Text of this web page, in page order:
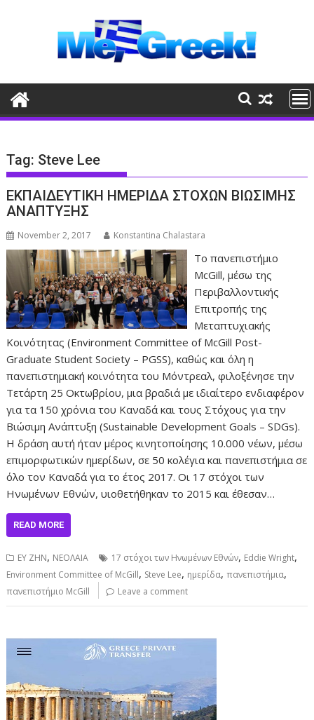
Tag: Steve Lee
ΕΚΠΑΙΔΕΥΤΙΚΗ ΗΜΕΡΙΔΑ ΣΤΟΧΩΝ ΒΙΩΣΙΜΗΣ
ΑΝΑΠΤΥΞΗΣ
November 2, 2017 Konstantina Chalastara
Το πανεπιστήμιο
McGill, μέσω της
Περιβαλλοντικής
Επιτροπής της
Μεταπτυχιακής
Κοινότητας (Environment Committee of McGill Post-
Graduate Student Society – PGSS), καθώς και όλη η
πανεπιστημιακή κοινότητα του Μόντρεαλ, φιλοξένησε την
Τετάρτη 25 Οκτωβρίου, μια βραδιά με ιδιαίτερο ενδιαφέρον
για τα 150 χρόνια του Καναδά και τους Στόχους για την
Βιώσιμη Ανάπτυξη (Sustainable Development Goals – SDGs).
Η δράση αυτή ήταν μέρος κινητοποίησης 10.000 νέων, μέσω
επιμορφωτικών ημερίδων, σε 50 κολέγια και πανεπιστήμια σε
όλο τον Καναδά για το έτος 2017. Οι 17 στόχοι των
Ηνωμένων Εθνών, υιοθετήθηκαν το 2015 και έθεσαν…
READ MORE
ΕΥ ΖΗΝ, ΝΕΟΛΑΙΑ 17 στόχοι των Ηνωμένων Εθνών, Eddie Wright,
Environment Committee of McGill, Steve Lee, ημερίδα,πανεπιστήμια,
πανεπιστήμιο McGill Leave a comment